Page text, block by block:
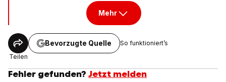
Mehr
Teilen
Bevorzugte Quelle So funktioniert’s
Fehler gefunden? Jetzt melden